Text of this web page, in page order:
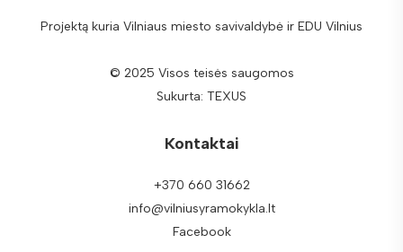
Projektą kuria Vilniaus miesto savivaldybė ir EDU Vilnius
© 2025 Visos teisės saugomos
Sukurta: TEXUS
Kontaktai
+370 660 31662
info@vilniusyramokykla.lt
Facebook